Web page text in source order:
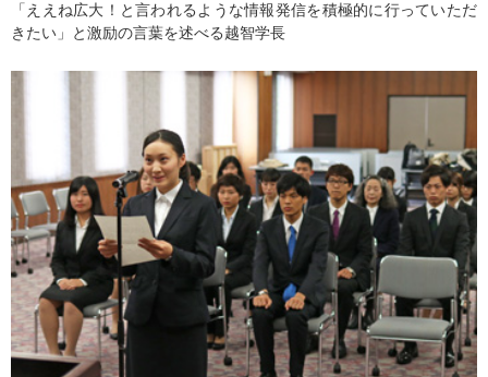
「ええね広大！と言われるような情報発信を積極的に行っていただ
きたい」と激励の言葉を述べる越智学長